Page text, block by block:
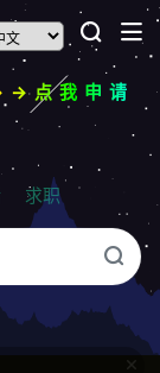
我申请
求职